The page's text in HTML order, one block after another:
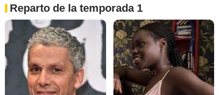
Reparto de la temporada 1